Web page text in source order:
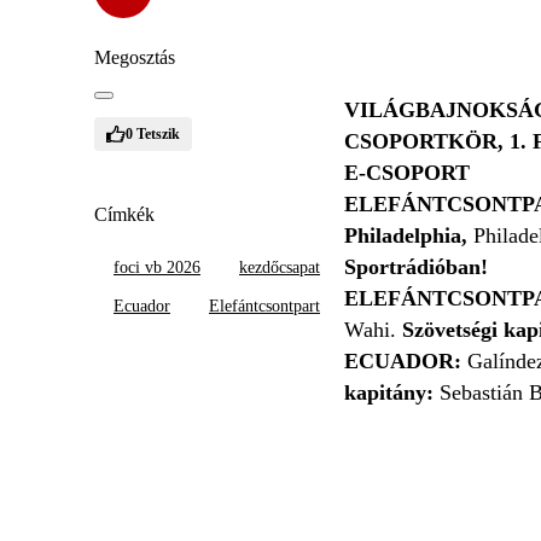
Megosztás
0 Tetszik
Címkék
foci vb 2026 kezdőcsapat
Ecuador Elefántcsontpart
CSOPORTKÖR, 1.
E-CSOPORT
Philadelphia,
Sportrádióban!
Wahi. Szövetségi
ECUADOR:
kapitány: Sebastián